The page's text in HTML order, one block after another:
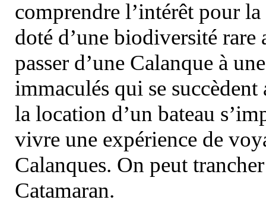
comprendre l’intérêt pour
doté d’une biodiversité
passer d’une Calanque à
immaculés qui se
la location d’un bateau
vivre une expérience de
Calanques. On peut
Catamaran.